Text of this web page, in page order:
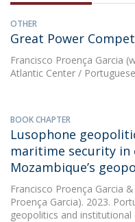
OTHER
Great Power
Francisco Proença Garcia
Atlantic Center /
BOOK CHAPTER
Lusophone
maritime security
Mozambique’s
Francisco Proença Garcia &
Proença Garcia). 2023.
geopolitics and